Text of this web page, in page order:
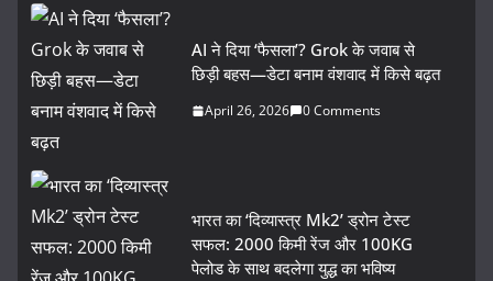
AI ने दिया ‘फैसला’? Grok के जवाब से
छिड़ी बहस—डेटा बनाम वंशवाद में किसे बढ़त
April 26, 2026 0 Comments
भारत का ‘दिव्यास्त्र Mk2’ ड्रोन टेस्ट
सफल: 2000 किमी रेंज और 100KG
पेलोड के साथ बदलेगा युद्ध का भविष्य